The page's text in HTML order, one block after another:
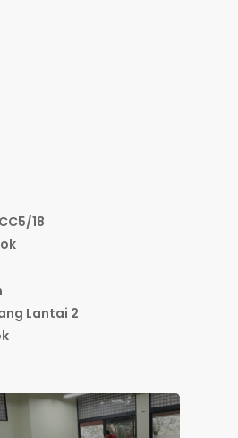
18
Lantai 2